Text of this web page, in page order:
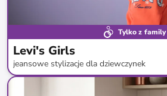
Tylko z family
Levi's Girls
jeansowe stylizacje dla dziewczynek